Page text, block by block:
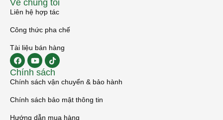
Về chúng tôi
Liên hệ hợp tác
Công thức pha chế
Tài liệu bán hàng
Chính sách
Chính sách vận chuyển & bảo hành
Chính sách bảo mật thông tin
Hướng dẫn mua hàng